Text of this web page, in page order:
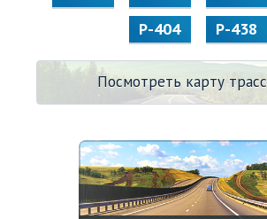
Р-404
Р-438
Посмотреть карту трасс